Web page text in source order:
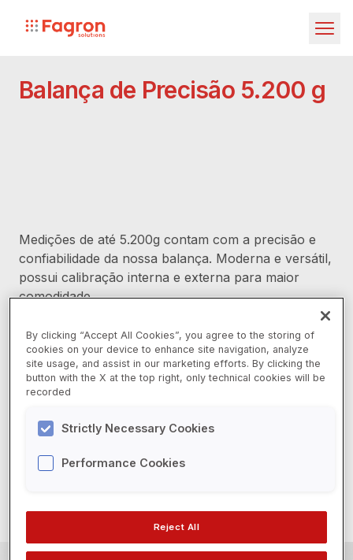
Fagron Global
Documentação
Embalagens
Equipamentos
EPIs e Suprimentos
Serviços
Laudos de Análise
Balança de Precisão 5.200 g
Medições de até 5.200g contam com a precisão e
confiabilidade da nossa balança. Moderna e versátil,
possui calibração interna e externa para maior
comodidade.
Sistema de pesagem por restauração de força
eletromagnética.
Calibração externa.
contraste.
By clicking “Accept All Cookies”, you agree to the storing of
cookies on your device to enhance site navigation, analyze
site usage, and assist in our marketing efforts. By clicking the
button with the X at the top right, only technical cookies will be
recorded
Strictly Necessary Cookies
Performance Cookies
Reject All